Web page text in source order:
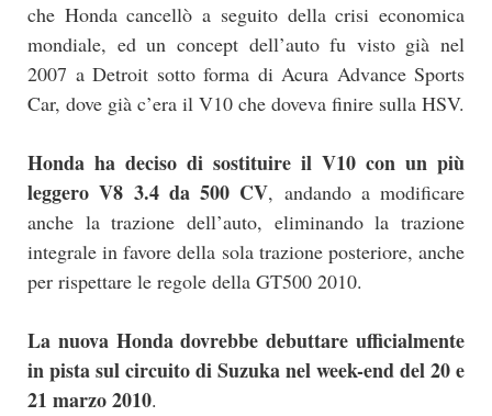
che Honda cancellò a seguito della crisi economica
mondiale, ed un concept dell’auto fu visto già nel
2007 a Detroit sotto forma di Acura Advance Sports
Car, dove già c’era il V10 che doveva finire sulla HSV.
Honda ha deciso di sostituire il V10 con un più
leggero V8 3.4 da 500 CV, andando a modificare
anche la trazione dell’auto, eliminando la trazione
integrale in favore della sola trazione posteriore, anche
per rispettare le regole della GT500 2010.
La nuova Honda dovrebbe debuttare ufficialmente
in pista sul circuito di Suzuka nel week-end del 20 e
21 marzo 2010.